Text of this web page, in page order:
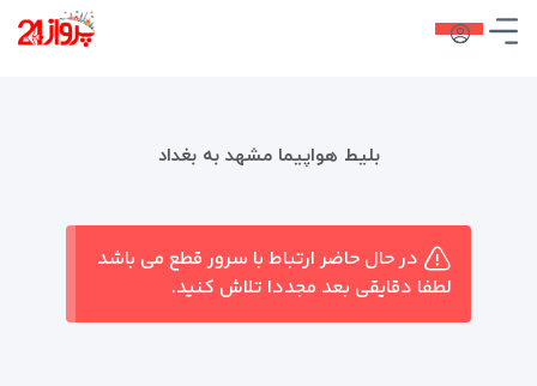
بلیط هواپیما مشهد به بغداد
در حال حاضر ارتباط با سرور قطع می باشد
لطفا دقایقی بعد مجددا تلاش کنید.